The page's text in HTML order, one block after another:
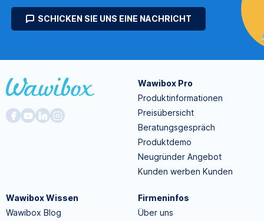
SCHICKEN SIE UNS EINE NACHRICHT
Wawibox Pro
Produktinformationen
Preisübersicht
Beratungsgespräch
Produktdemo
Neugründer Angebot
Kunden werben Kunden
Wawibox Wissen
Wawibox Blog
Firmeninfos
Über uns